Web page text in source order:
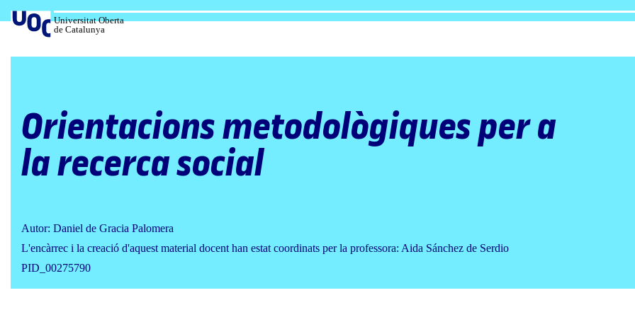
al
contingut
Universitat Oberta
de Catalunya
Orientacions metodològiques per a
la recerca social
Autor: Daniel de Gracia Palomera
L'encàrrec i la creació d'aquest material docent han estat coordinats per la professora: Aida Sánchez de Serdio
PID_00275790